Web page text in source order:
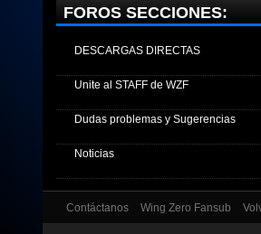
FOROS SECCIONES:
DESCARGAS DIRECTAS
Unite al STAFF de WZF
Dudas problemas y Sugerencias
Noticias
Contáctanos Wing Zero Fansub